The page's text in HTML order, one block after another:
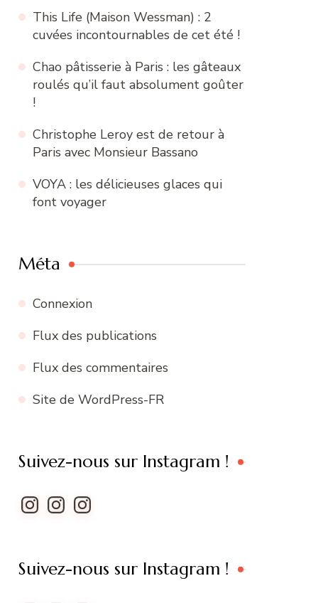
This Life (Maison Wessman) : 2
cuvées incontournables de cet été !
Chao pâtisserie à Paris : les gâteaux
roulés qu’il faut absolument goûter
!
Christophe Leroy est de retour à
Paris avec Monsieur Bassano
VOYA : les délicieuses glaces qui
font voyager
Méta
Connexion
Flux des publications
Flux des commentaires
Site de WordPress-FR
Suivez-nous sur Instagram !
Instagram
InstagramInstagram
Suivez-nous sur Instagram !